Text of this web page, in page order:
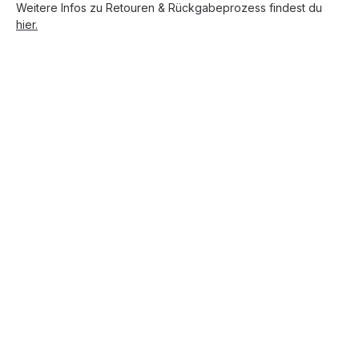
Weitere Infos zu Retouren & Rückgabeprozess findest du
hier.